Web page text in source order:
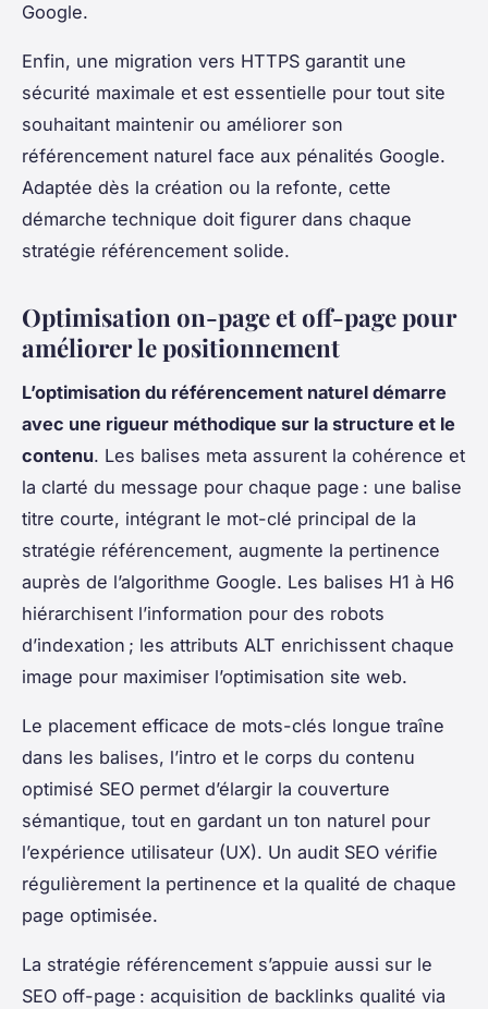
Google.
Enfin, une migration vers HTTPS garantit une
sécurité maximale et est essentielle pour tout site
souhaitant maintenir ou améliorer son
référencement naturel face aux pénalités Google.
Adaptée dès la création ou la refonte, cette
démarche technique doit figurer dans chaque
stratégie référencement solide.
Optimisation on-page et off-page pour
améliorer le positionnement
L’optimisation du référencement naturel démarre
avec une rigueur méthodique sur la structure et le
contenu. Les balises meta assurent la cohérence et
la clarté du message pour chaque page : une balise
titre courte, intégrant le mot-clé principal de la
stratégie référencement, augmente la pertinence
auprès de l’algorithme Google. Les balises H1 à H6
hiérarchisent l’information pour des robots
d’indexation ; les attributs ALT enrichissent chaque
image pour maximiser l’optimisation site web.
Le placement efficace de mots-clés longue traîne
dans les balises, l’intro et le corps du contenu
optimisé SEO permet d’élargir la couverture
sémantique, tout en gardant un ton naturel pour
l’expérience utilisateur (UX). Un audit SEO vérifie
régulièrement la pertinence et la qualité de chaque
page optimisée.
La stratégie référencement s’appuie aussi sur le
SEO off-page : acquisition de backlinks qualité via